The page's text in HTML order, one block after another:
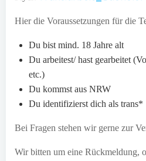
Hier die Voraussetzungen für die
Du bist mind. 18 Jahre alt
Du arbeitest/ hast gearbeitet
etc.)
Du kommst aus NRW
Du identifizierst dich als trans*
Bei Fragen stehen wir gerne zur
Wir bitten um eine Rückmeldung,